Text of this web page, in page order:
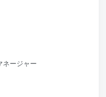
ネージャー